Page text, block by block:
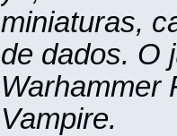
miniaturas,
de dados. O
Warhammer
Vampire.